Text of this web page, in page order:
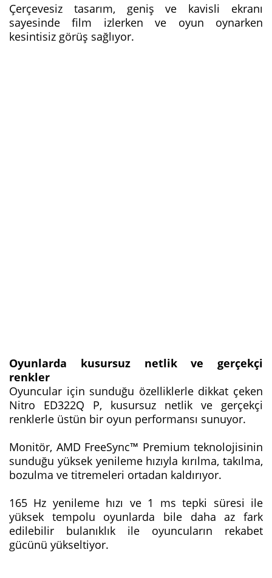
Çerçevesiz tasarım, geniş ve kavisli ekranı
sayesinde film izlerken ve oyun oynarken
kesintisiz görüş sağlıyor.
Oyunlarda kusursuz netlik ve gerçekçi
renkler
Oyuncular için sunduğu özelliklerle dikkat çeken
Nitro ED322Q P, kusursuz netlik ve gerçekçi
renklerle üstün bir oyun performansı sunuyor.
Monitör, AMD FreeSync™ Premium teknolojisinin
sunduğu yüksek yenileme hızıyla kırılma, takılma,
bozulma ve titremeleri ortadan kaldırıyor.
165 Hz yenileme hızı ve 1 ms tepki süresi ile
yüksek tempolu oyunlarda bile daha az fark
edilebilir bulanıklık ile oyuncuların rekabet
gücünü yükseltiyor.